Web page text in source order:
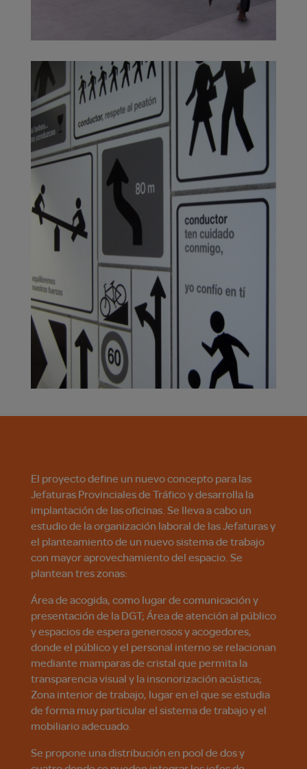
El proyecto define un nuevo concepto para las
Jefaturas Provinciales de Tráfico y desarrolla la
implantación de las oficinas. Se lleva a cabo un
estudio de la organización laboral de las Jefaturas y
el planteamiento de un nuevo sistema de trabajo
con mayor aprovechamiento del espacio. Se
plantean tres zonas:
Área de acogida, como lugar de comunicación y
presentación de la DGT; Área de atención al público
y espacios de espera generosos y acogedores,
donde el público y el personal interno se relacionan
mediante mamparas de cristal que permita la
transparencia visual y la insonorización acústica;
Zona interior de trabajo, lugar en el que se estudia
de forma muy particular el sistema de trabajo y el
mobiliario adecuado.
Se propone una distribución en pool de dos y